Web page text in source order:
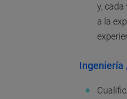
y,
a la
Ingeniería